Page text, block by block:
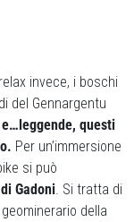
invece, i boschi
del Gennargentu
questi
Per un’immersione
si può
Gadoni . Si tratta di
della